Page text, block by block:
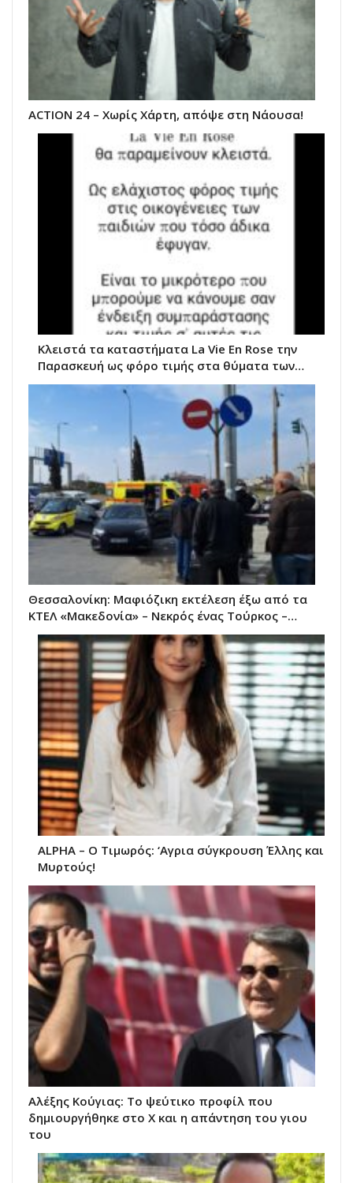
ACTION 24 – Χωρίς Χάρτη, απόψε στη Νάουσα!
Κλειστά τα καταστήματα La Vie Εn Rose την
Παρασκευή ως φόρο τιμής στα θύματα των…
Θεσσαλονίκη: Μαφιόζικη εκτέλεση έξω από τα
ΚΤΕΛ «Μακεδονία» – Νεκρός ένας Τούρκος –…
ALPHA – Ο Τιμωρός: ‘Αγρια σύγκρουση Έλλης και
Μυρτούς!
Αλέξης Κούγιας: Το ψεύτικο προφίλ που
δημιουργήθηκε στο X και η απάντηση του γιου
του